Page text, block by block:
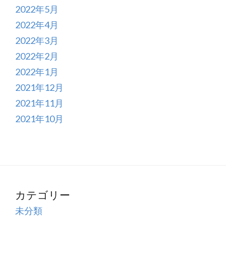
2022年5月
2022年4月
2022年3月
2022年2月
2022年1月
2021年12月
2021年11月
2021年10月
カテゴリー
未分類